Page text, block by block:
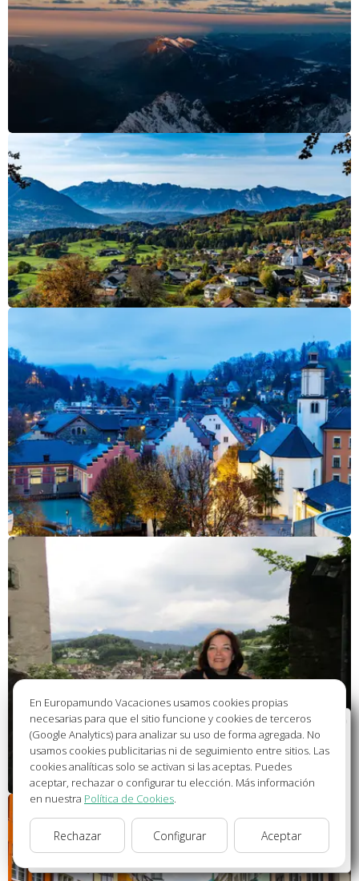
Bienvenido a Europamundo Vacaciones, está usted
en el sitio internacional de:
Wellcome to Europamundo Vacations, your in the
international site of:
España
cambiar/change
En Europamundo Vacaciones usamos cookies propias
necesarias para que el sitio funcione y cookies de terceros
(Google Analytics) para analizar su uso de forma agregada. No
usamos cookies publicitarias ni de seguimiento entre sitios. Las
cookies analíticas solo se activan si las aceptas. Puedes
aceptar, rechazar o configurar tu elección. Más información
en nuestra Política de Cookies.
Rechazar Configurar Aceptar